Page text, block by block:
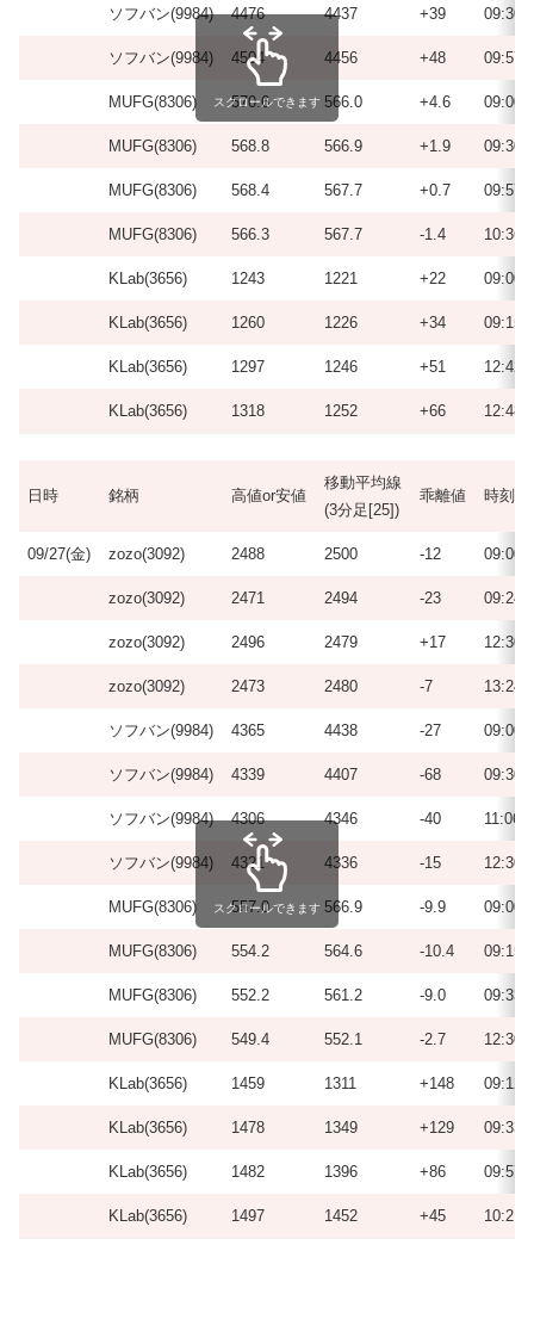
ソフバン(9984) 4476 4437 +39 09:30
ソフバン(9984) 4504 4456 +48 09:57
MUFG(8306) 570.6 566.0 +4.6 09:00
MUFG(8306) 568.8 566.9 +1.9 09:30
MUFG(8306) 568.4 567.7 +0.7 09:57
MUFG(8306) 566.3 567.7 -1.4 10:36
KLab(3656) 1243 1221 +22 09:00
KLab(3656) 1260 1226 +34 09:15
KLab(3656) 1297 1246 +51 12:42
KLab(3656) 1318 1252 +66 12:48
スクロールできます
日時 銘柄 高値or安値
移動平均線
(3分足[25])
乖離値 時刻
09/27(金) zozo(3092) 2488 2500 -12 09:00
zozo(3092) 2471 2494 -23 09:24
zozo(3092) 2496 2479 +17 12:30
zozo(3092) 2473 2480 -7 13:24
ソフバン(9984) 4365 4438 -27 09:00
ソフバン(9984) 4339 4407 -68 09:30
ソフバン(9984) 4306 4346 -40 11:06
ソフバン(9984) 4321 4336 -15 12:30
MUFG(8306) 557.0 566.9 -9.9 09:00
MUFG(8306) 554.2 564.6 -10.4 09:15
MUFG(8306) 552.2 561.2 -9.0 09:33
MUFG(8306) 549.4 552.1 -2.7 12:30
KLab(3656) 1459 1311 +148 09:12
KLab(3656) 1478 1349 +129 09:33
KLab(3656) 1482 1396 +86 09:57
KLab(3656) 1497 1452 +45 10:21
スクロールできます